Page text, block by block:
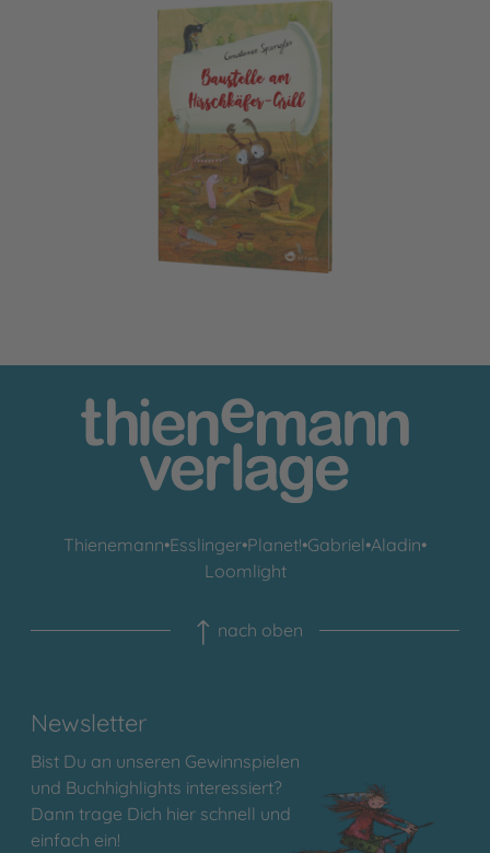
Hirschkäfer-Grill 2: Baustelle am Hirschkäfer-Grill
Thienemann•Esslinger•Planet!•Gabriel•Aladin•
Loomlight
nach oben
Newsletter
Bist Du an unseren Gewinnspielen
und Buchhighlights interessiert?
Dann trage Dich hier schnell und
einfach ein!